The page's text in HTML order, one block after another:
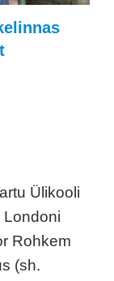
Ülikooli
Londoni
Rohkem
(sh.